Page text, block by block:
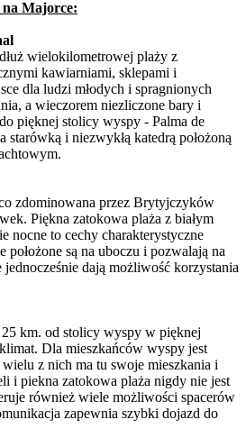
na Majorce:
wielokilometrowej plaży z
kawiarniami, sklepami i
dla ludzi młodych i spragnionych
a wieczorem niezliczone bary i
pięknej stolicy wyspy - Palma de
i niezwykłą katedrą położoną
zdominowana przez Brytyjczyków
Piękna zatokowa plaża z białym
nocne to cechy charakterystyczne
położone są na uboczu i pozwalają na
dają możliwość korzystania
km. od stolicy wyspy w pięknej
Dla mieszkańców wyspy jest
z nich ma tu swoje mieszkania i
i piekna zatokowa plaża nigdy nie jest
również wiele możliwości spacerów
zapewnia szybki dojazd do